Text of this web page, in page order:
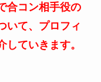
合コン相手役の
いて、プロフィ
ていきます。